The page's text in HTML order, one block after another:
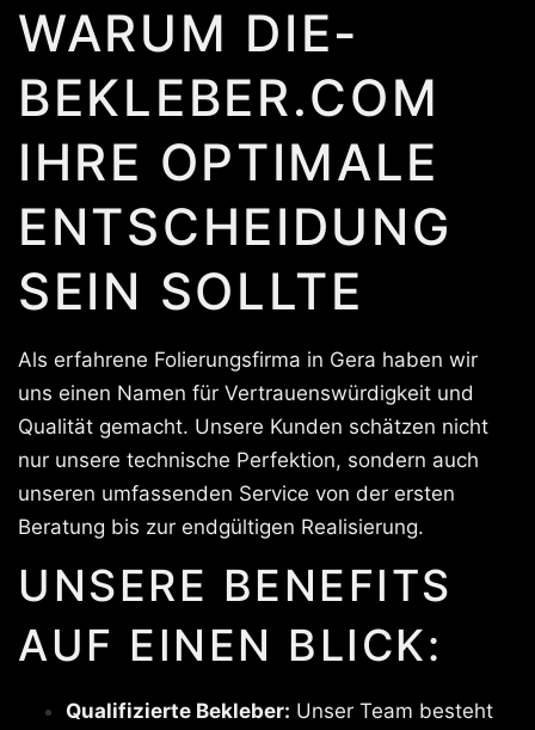
WARUM DIE-
BEKLEBER.COM
IHRE OPTIMALE
ENTSCHEIDUNG
SEIN SOLLTE
Als erfahrene Folierungsfirma in Gera haben wir
uns einen Namen für Vertrauenswürdigkeit und
Qualität gemacht. Unsere Kunden schätzen nicht
nur unsere technische Perfektion, sondern auch
unseren umfassenden Service von der ersten
Beratung bis zur endgültigen Realisierung.
UNSERE BENEFITS
AUF EINEN BLICK:
Qualifizierte Bekleber: Unser Team besteht